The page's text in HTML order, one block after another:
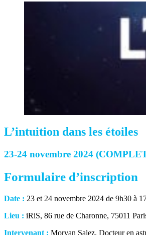
L’intuition dans les étoiles
23-24 novembre 2024
Formulaire d’inscription
Date : 23 et 24 novembre 2024 de 9h30 à
Lieu : iRiS, 86 rue de Charonne, 75011
Intervenant : Morvan Salez, Docteur en